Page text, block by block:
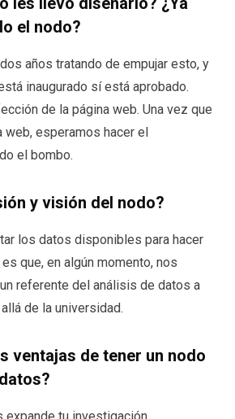
el nodo?
años tratando de empujar esto, y
inaugurado sí está aprobado.
de la página web. Una vez que
web, esperamos hacer el
el bombo.
y visión del nodo?
los datos disponibles para hacer
que, en algún momento, nos
referente del análisis de datos a
de la universidad.
ventajas de tener un nodo